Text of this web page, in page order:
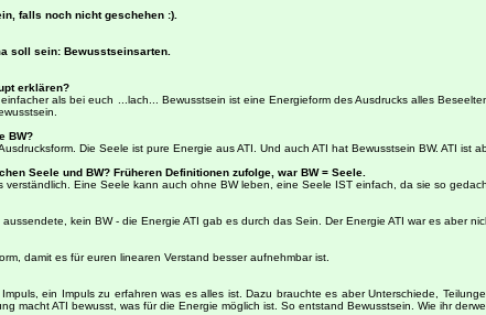
falls noch nicht geschehen :).
soll sein: Bewusstseinsarten.
erklären?
als bei euch ...lach... Bewusstsein ist eine Energieform des Ausdrucks alles
BW?
Die Seele ist pure Energie aus ATI. Und auch ATI hat Bewusstsein BW. ATI ist
Seele und BW? Früheren Definitionen zufolge, war BW = Seele.
Eine Seele kann auch ohne BW leben, eine Seele IST einfach, da sie so
kein BW - die Energie ATI gab es durch das Sein. Der Energie ATI war es aber
damit es für euren linearen Verstand besser aufnehmbar ist.
ein Impuls zu erfahren was es alles ist. Dazu brauchte es aber Unterschiede,
macht ATI bewusst, was für die Energie möglich ist. So entstand Bewusstsein. Wie ihr